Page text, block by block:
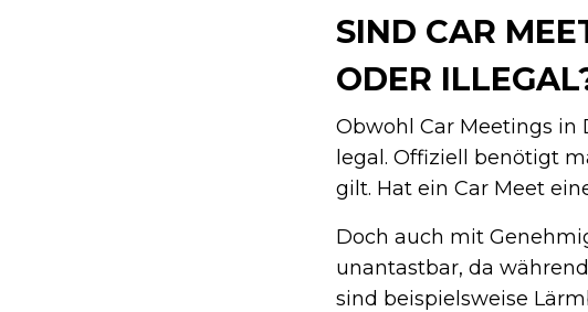
SIND CAR
ODER
Obwohl Car Meetings
legal. Offiziell benötigt
gilt. Hat ein Car Meet
Doch auch mit
unantastbar, da
sind beispielsweise